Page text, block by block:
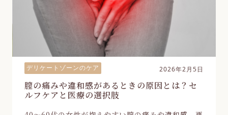
デリケートゾーンのケア 2026年2月5日
膣の痛みや違和感があるときの原因とは？セ
ルフケアと医療の選択肢